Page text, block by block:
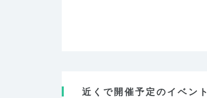
近くで開催予定のイベント